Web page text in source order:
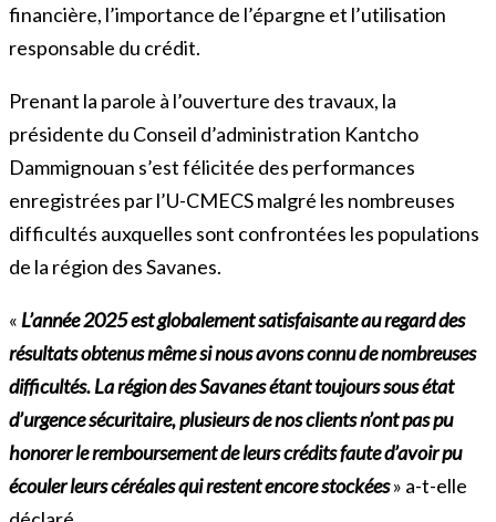
financière, l’importance de l’épargne et l’utilisation
responsable du crédit.
Prenant la parole à l’ouverture des travaux, la
présidente du Conseil d’administration Kantcho
Dammignouan s’est félicitée des performances
enregistrées par l’U-CMECS malgré les nombreuses
difficultés auxquelles sont confrontées les populations
de la région des Savanes.
« L’année 2025 est globalement satisfaisante au regard des
résultats obtenus même si nous avons connu de nombreuses
difficultés. La région des Savanes étant toujours sous état
d’urgence sécuritaire, plusieurs de nos clients n’ont pas pu
honorer le remboursement de leurs crédits faute d’avoir pu
écouler leurs céréales quirestent encore stockées» a-t-elle